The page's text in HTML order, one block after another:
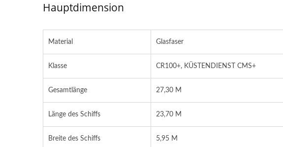
Hauptdimension
Material Glasfaser
Klasse CR100+, KÜSTENDIENST CMS+
Gesamtlänge 27,30 M
Länge des Schiffs 23,70 M
Breite des Schiffs 5,95 M